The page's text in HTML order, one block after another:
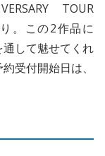
TOUR
。この2作品に
して魅せてくれ
受付開始日は、